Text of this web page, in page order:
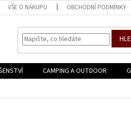
VŠE O NÁKUPU OBCHODNÍ PODMÍNKY
CAMPING A OUTDOOR